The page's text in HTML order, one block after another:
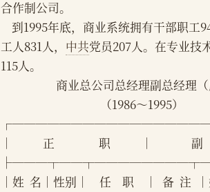
合作制公司。
到1995年底，商业系统拥有干部职
工人831人， 中共党员207人。在专业技
115人。
商业总公司总经
                                    （1986～1995）
│           正                职           │              副
│姓  名│性别│    任    职    │  备  注